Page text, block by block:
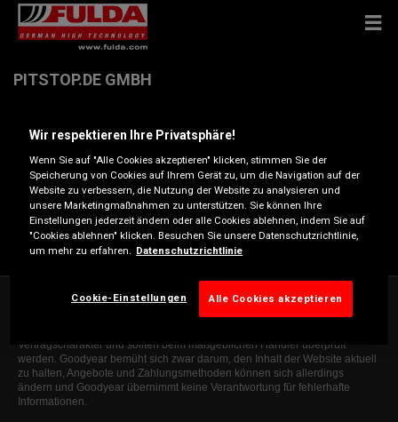
PITSTOP.DE GMBH
Emil-Wölk-Str. 1 , 07747 JENA
Anfahrtsbeschreibung
Telefonnummer anzeigen
Die Informationen auf dieser Website sind allgemeiner Natur und dienen
ausschließlich zur Orientierung. Die angegebenen Informationen sind nicht
Vertragscharakter und sollten beim maßgeblichen Händler überprüft
werden. Goodyear bemüht sich zwar darum, den Inhalt der Website aktuell
zu halten, Angebote und Zahlungsmethoden können sich allerdings
ändern und Goodyear übernimmt keine Verantwortung für fehlerhafte
Informationen.
Wir respektieren Ihre Privatsphäre!
Wenn Sie auf "Alle Cookies akzeptieren" klicken, stimmen Sie der
Speicherung von Cookies auf Ihrem Gerät zu, um die Navigation auf der
Website zu verbessern, die Nutzung der Website zu analysieren und
unsere Marketingmaßnahmen zu unterstützen. Sie können Ihre
Einstellungen jederzeit ändern oder alle Cookies ablehnen, indem Sie auf
"Cookies ablehnen" klicken. Besuchen Sie unsere Datenschutzrichtlinie,
um mehr zu erfahren. Datenschutzrichtlinie
Cookie-Einstellungen Alle Cookies akzeptieren